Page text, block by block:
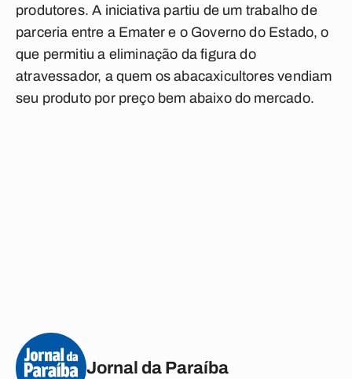
produtores. A iniciativa partiu de um trabalho de
parceria entre a Emater e o Governo do Estado, o
que permitiu a eliminação da figura do
atravessador, a quem os abacaxicultores vendiam
seu produto por preço bem abaixo do mercado.
Jornal da Paraíba